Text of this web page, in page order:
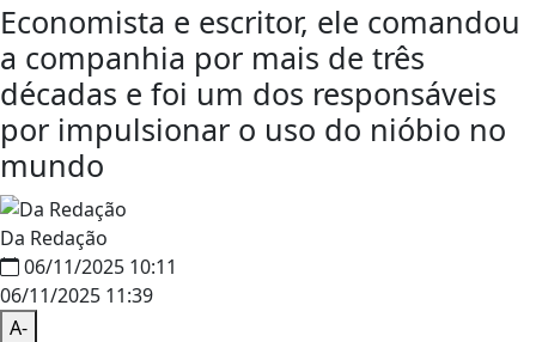
Economista e escritor, ele comandou
a companhia por mais de três
décadas e foi um dos responsáveis
por impulsionar o uso do nióbio no
mundo
Da Redação
06/11/2025 10:11
06/11/2025 11:39
A-